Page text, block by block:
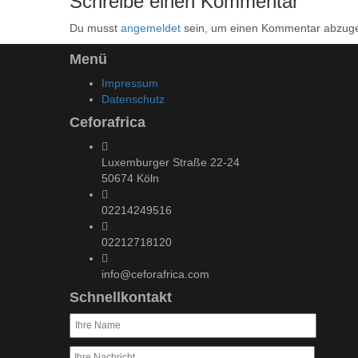
Du musst angemeldet sein, um einen Kommentar
Menü
Impressum
Datenschutz
Ceforafrica
Luxemburger Straße 22-24
50674 Köln
02214249516
02212718120
info@ceforafrica.com
Schnellkontakt